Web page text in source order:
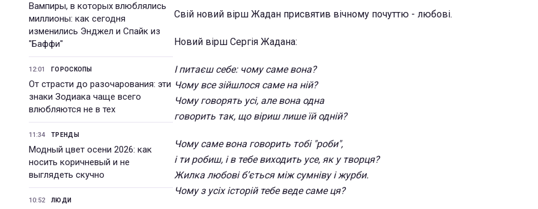
Вампиры, в которых влюблялись
миллионы: как сегодня
изменились Энджел и Спайк из
"Баффи"
12:01 ГОРОСКОПЫ
От страсти до разочарования: эти
знаки Зодиака чаще всего
влюбляются не в тех
11:34 ТРЕНДЫ
Модный цвет осени 2026: как
носить коричневый и не
выглядеть скучно
10:52 ЛЮДИ
Свій новий вірш Жадан присвятив вічному почуттю - любові.
Новий вірш Сергія Жадана:
І питаєш себе: чому саме вона?
Чому все зійшлося саме на ній?
Чому говорять усі, але вона одна
говорить так, що віриш лише їй одній?
Чому саме вона говорить тобі "роби",
і ти робиш, і в тебе виходить усе, як у творця?
Жилка любові б’ється між сумніву і журби.
Чому з усіх історій тебе веде саме ця?